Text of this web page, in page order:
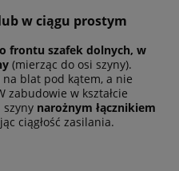
w ciągu prostym
frontu szafek dolnych, w
(mierząc do osi szyny).
blat pod kątem, a nie
zabudowie w kształcie
szyny narożnym łącznikiem
ciągłość zasilania.